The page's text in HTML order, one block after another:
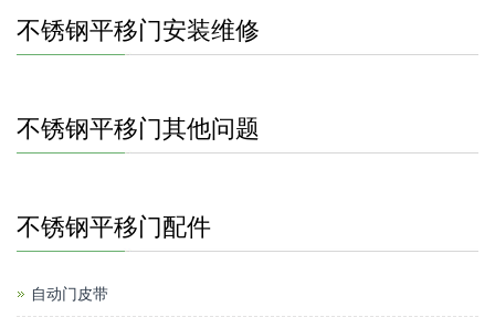
不锈钢平移门安装维修
不锈钢平移门其他问题
不锈钢平移门配件
自动门皮带